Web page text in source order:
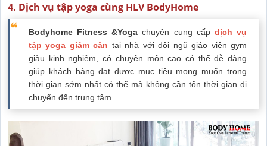
4. Dịch vụ tập yoga cùng HLV BodyHome
Bodyhome Fitness &Yoga chuyên cung cấp dịch vụ
tập yoga giảm cân tại nhà với đội ngũ giáo viên gym
giàu kinh nghiệm, có chuyên môn cao có thể dễ dàng
giúp khách hàng đạt được mục tiêu mong muốn trong
thời gian sớm nhất có thể mà không cần tốn thời gian di
chuyển đến trung tâm.